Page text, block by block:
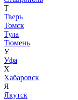
Т
Тверь
Томск
Тула
Тюмень
У
Уфа
Х
Хабаровск
Я
Якутск